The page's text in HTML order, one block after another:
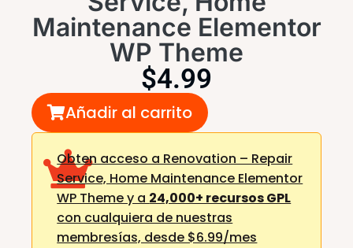
Maintenance Elementor
WP Theme
$4.99
Añadir al carrito
Obten acceso a Renovation – Repair
Service, Home Maintenance Elementor
WP Theme y a 24,000+ recursos GPL
con cualquiera de nuestras
membresías, desde $6.99/mes